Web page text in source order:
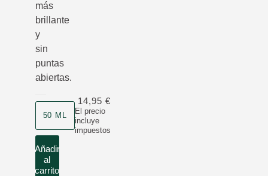
más
brillante
y
sin
puntas
abiertas.
50 ML
El precio
incluye
impuestos
14,95 €
Añadir
al
carrito